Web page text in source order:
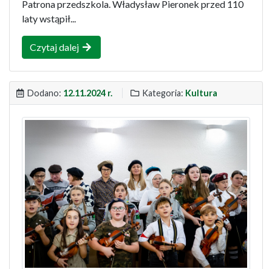
Patrona przedszkola. Władysław Pieronek przed 110
laty wstąpił...
Czytaj dalej
Dodano: 12.11.2024 r. Kategoria: Kultura